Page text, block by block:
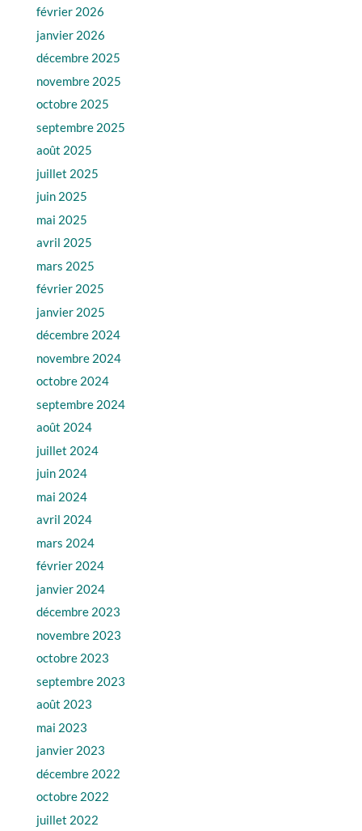
février 2026
janvier 2026
décembre 2025
novembre 2025
octobre 2025
septembre 2025
août 2025
juillet 2025
juin 2025
mai 2025
avril 2025
mars 2025
février 2025
janvier 2025
décembre 2024
novembre 2024
octobre 2024
septembre 2024
août 2024
juillet 2024
juin 2024
mai 2024
avril 2024
mars 2024
février 2024
janvier 2024
décembre 2023
novembre 2023
octobre 2023
septembre 2023
août 2023
mai 2023
janvier 2023
décembre 2022
octobre 2022
juillet 2022